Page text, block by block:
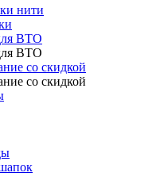
нити
ВТО
ВТО
со скидкой
со скидкой